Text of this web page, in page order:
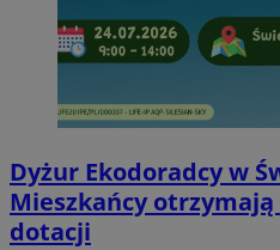
Dyżur Ekodoradcy w
Mieszkańcy
dotacji